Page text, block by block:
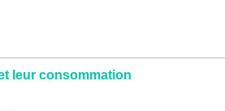
leur consommation